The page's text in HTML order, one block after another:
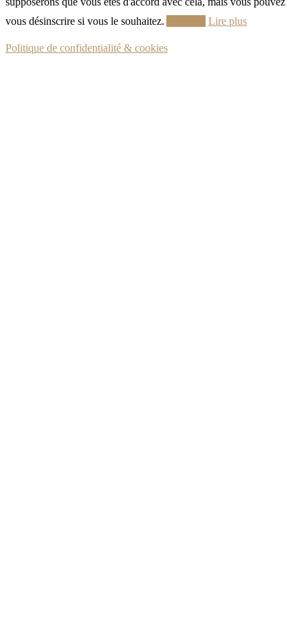
vous désinscrire si vous le souhaitez.
Lire plus
Politique de confidentialité & cookies